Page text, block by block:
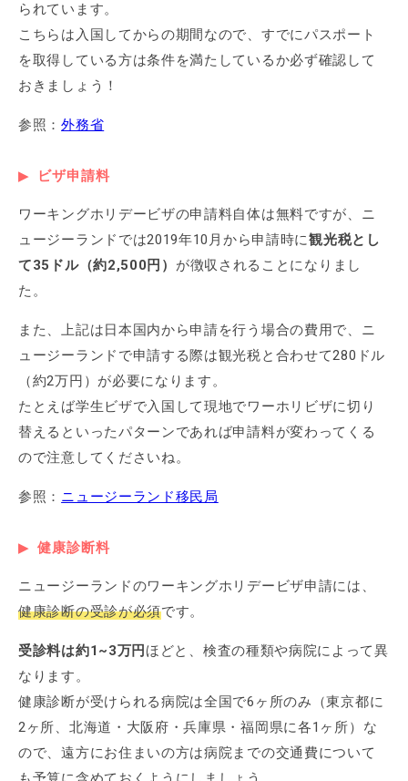
られています。
こちらは入国してからの期間なので、すでにパスポート
を取得している方は条件を満たしているか必ず確認して
おきましょう！
参照：外務省
ビザ申請料
ワーキングホリデービザの申請料自体は無料ですが、ニ
ュージーランドでは2019年10月から申請時に観光税とし
て35ドル（約2,500円） が徴収されることになりまし
た。
また、上記は日本国内から申請を行う場合の費用で、ニ
ュージーランドで申請する際は観光税と合わせて280ドル
（約2万円）が必要になります。
たとえば学生ビザで入国して現地でワーホリビザに切り
替えるといったパターンであれば申請料が変わってくる
ので注意してくださいね。
参照： ニュージーランド移民局
健康診断料
ニュージーランドのワーキングホリデービザ申請には、
健康診断の受診が必須です。
受診料は約1~3万円ほどと、検査の種類や病院によって異
なります。
健康診断が受けられる病院は全国で6ヶ所のみ（東京都に
2ヶ所、北海道・大阪府・兵庫県・福岡県に各1ヶ所）な
ので、遠方にお住まいの方は病院までの交通費について